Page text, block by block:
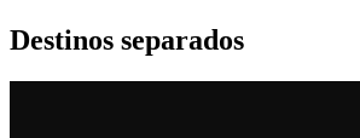
Destinos separados